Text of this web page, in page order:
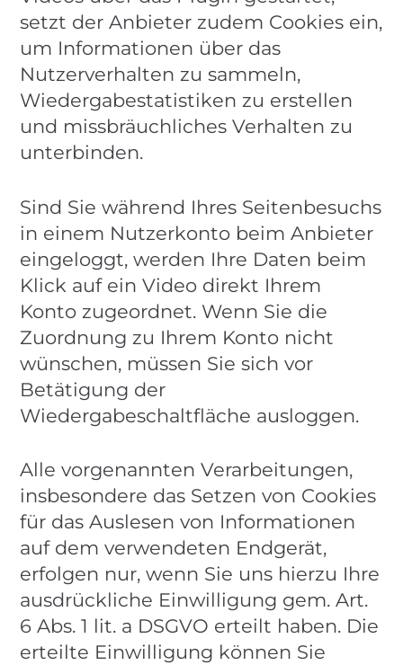
setzt der Anbieter zudem Cookies ein,
um Informationen über das
Nutzerverhalten zu sammeln,
Wiedergabestatistiken zu erstellen
und missbräuchliches Verhalten zu
unterbinden.
Sind Sie während Ihres Seitenbesuchs
in einem Nutzerkonto beim Anbieter
eingeloggt, werden Ihre Daten beim
Klick auf ein Video direkt Ihrem
Konto zugeordnet. Wenn Sie die
Zuordnung zu Ihrem Konto nicht
wünschen, müssen Sie sich vor
Betätigung der
Wiedergabeschaltfläche ausloggen.
Alle vorgenannten Verarbeitungen,
insbesondere das Setzen von Cookies
für das Auslesen von Informationen
auf dem verwendeten Endgerät,
erfolgen nur, wenn Sie uns hierzu Ihre
ausdrückliche Einwilligung gem. Art.
6 Abs. 1 lit. a DSGVO erteilt haben. Die
erteilte Einwilligung können Sie